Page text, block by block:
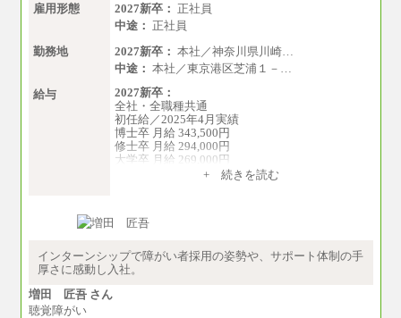
雇用形態
2027新卒： 正社員
中途： 正社員
勤務地
2027新卒： 本社／神奈川県川崎…
中途： 本社／東京港区芝浦１－…
給与
2027新卒：
全社・全職種共通
初任給／2025年4月実績
博士卒 月給 343,500円
修士卒 月給 294,000円
大学卒 月給 269,000円
※試用期間の給与に変更はございません
ます。
円
+ 続きを読む
インターンシップで障がい者採用の姿勢や、サポート体制の手
厚さに感動し入社。
増田 匠吾 さん
聴覚障がい